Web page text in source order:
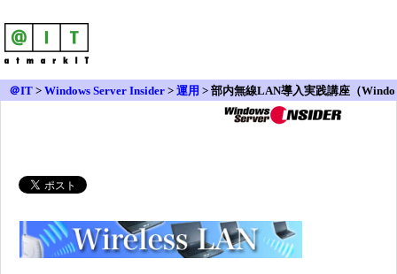
＠IT > Windows Server Insider > 運用 > 部内無線LAN導入実践講座（Windo